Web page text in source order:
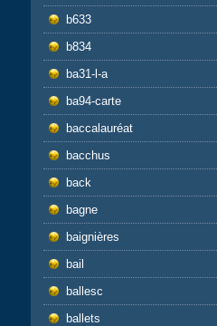
b633
b834
ba31-l-a
ba94-carte
baccalauréat
bacchus
back
bagne
baignières
bail
ballesc
ballets